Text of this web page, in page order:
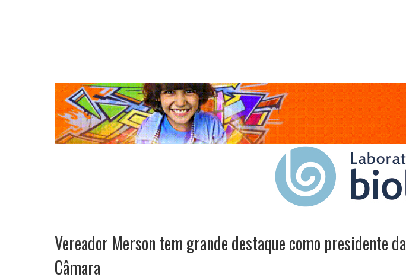
Vereador Merson tem grande destaque como presidente da
Câmara